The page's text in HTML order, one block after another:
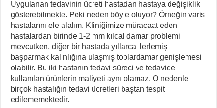
Uygulanan tedavinin ücreti hastadan hastaya değişiklik
gösterebilmekte. Peki neden böyle oluyor? Örneğin varis
hastalarını ele alalım. Kliniğimize müracaat eden
hastalardan birinde 1-2 mm kılcal damar problemi
mevcutken, diğer bir hastada yıllarca ilerlemiş
başparmak kalınlığına ulaşmış toplardamar genişlemesi
olabilir. Bu iki hastanın tedavi süreci ve tedavide
kullanılan ürünlerin maliyeti aynı olamaz. O nedenle
birçok hastalığın tedavi ücretleri baştan tespit
edilememektedir.